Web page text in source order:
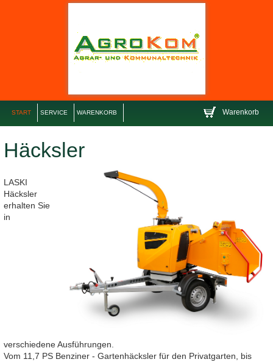
START SERVICE WARENKORB Warenkorb
Häcksler
LASKI
Häcksler
erhalten Sie
in
verschiedene Ausführungen.
Vom 11,7 PS Benziner - Gartenhäcksler für den Privatgarten, bis